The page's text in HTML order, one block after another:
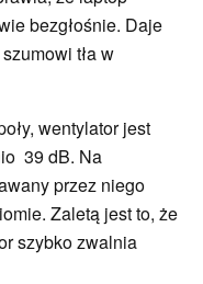
bezgłośnie. Daje
tła w
wentylator jest
39 dB. Na
przez niego
Zaletą jest to, że
szybko zwalnia